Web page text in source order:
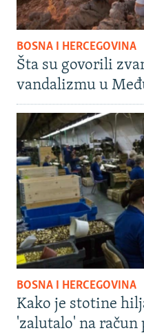
BOSNA I HERCEGOVINA
Šta su govorili
vandalizmu u
BOSNA I HERCEGOVINA
Kako je stotine
'zalutalo' na račun